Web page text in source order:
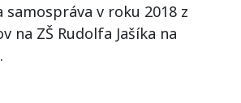
samospráva v roku 2018 z
na ZŠ Rudolfa Jašíka na